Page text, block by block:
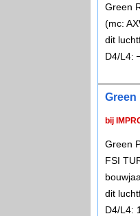
Green
(mc:
dit
D4/L4:
Green
bij
Green
FSI
dit
D4/L4: